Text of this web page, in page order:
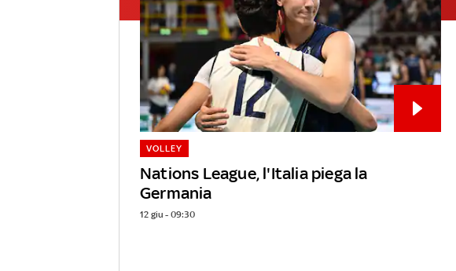
Nations League, l'Italia piega la
Germania
VOLLEY
12 giu - 09:30